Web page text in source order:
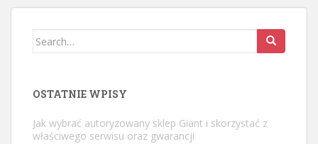
Search
OSTATNIE WPISY
Jak wybrać autoryzowany sklep Giant i skorzystać z
właściwego serwisu oraz gwarancji